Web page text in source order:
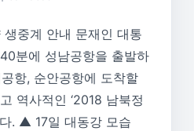
중계 안내 문재인 대통
분에 성남공항을 출발하
항, 순안공항에 도착할
역사적인 ‘2018 남북정
. ▲ 17일 대동강 모습